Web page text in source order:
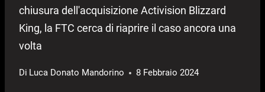
chiusura dell'acquisizione Activision Blizzard
King, la FTC cerca di riaprire il caso ancora una
volta
Di Luca Donato Mandorino 8 Febbraio 2024